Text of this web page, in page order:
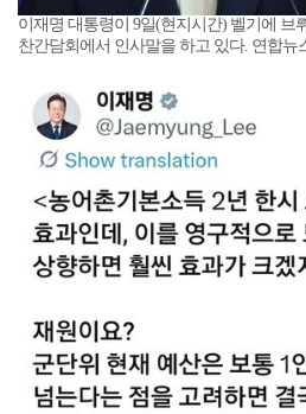
이재명 대통령이 9일(현지시간) 벨기에 브
찬간담회에서 인사말을 하고 있다. 연합뉴